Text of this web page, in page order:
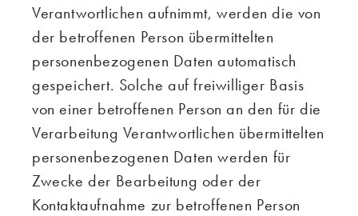
Verantwortlichen aufnimmt, werden die von
der betroffenen Person übermittelten
personenbezogenen Daten automatisch
gespeichert. Solche auf freiwilliger Basis
von einer betroffenen Person an den für die
Verarbeitung Verantwortlichen übermittelten
personenbezogenen Daten werden für
Zwecke der Bearbeitung oder der
Kontaktaufnahme zur betroffenen Person